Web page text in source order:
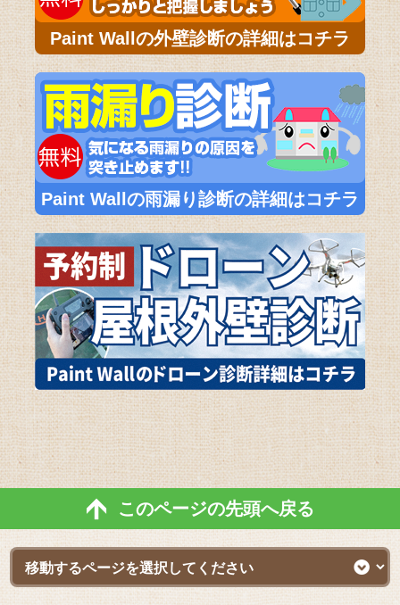
Paint Wallの外壁診断の詳細はコチラ
Paint Wallの雨漏り診断の詳細はコチラ
このページの先頭へ戻る